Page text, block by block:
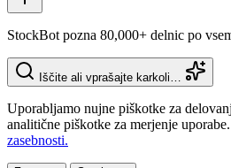
StockBot pozna 80,000+ delnic po
Iščite ali vprašajte karkoli…
Uporabljamo nujne piškotke za
analitične piškotke za merjenje uporabe.
zasebnosti.